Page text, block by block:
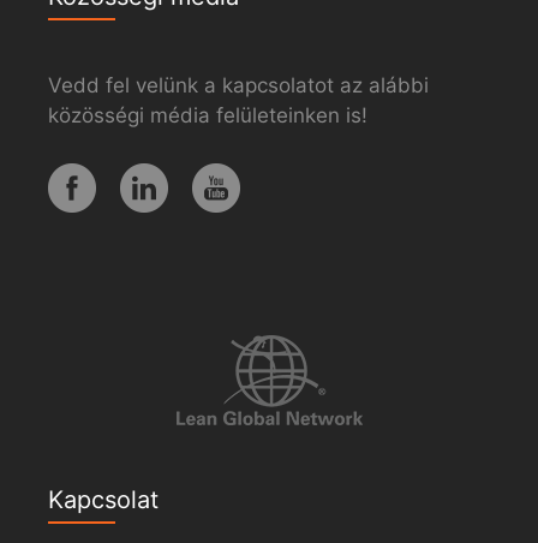
Vedd fel velünk a kapcsolatot az alábbi
közösségi média felületeinken is!
Kapcsolat